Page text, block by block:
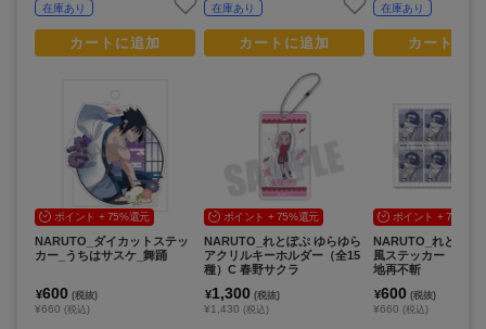
在庫あり
カートに追加
ポイント + 75%還元
NARUTO_ダイカットステッ
カー_うちはサスケ_舞踊
¥600 (税抜)
¥660 (税込)
在庫あり
カートに追加
ポイント + 75%還元
NARUTO_れとぽぷ ゆらゆら
アクリルキーホルダー（全15
種）C 春野サクラ
¥1,300 (税抜)
¥1,430 (税込)
在庫あり
カートに
ポイント + 75%還
NARUTO_れとぽぷ
風ステッカー（全15
地再不斬
¥600 (税抜)
¥660 (税込)